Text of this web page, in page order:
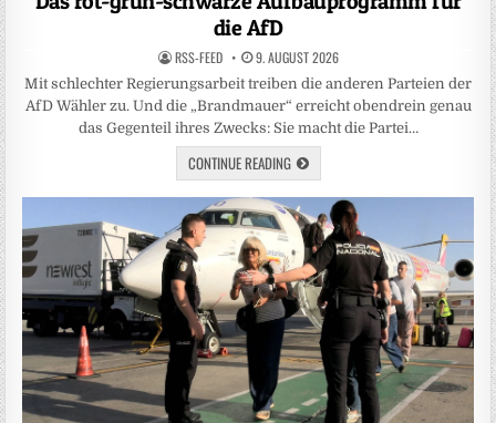
die AfD
RSS-FEED 9. AUGUST 2026
Mit schlechter Regierungsarbeit treiben die anderen Parteien der
AfD Wähler zu. Und die „Brandmauer“ erreicht obendrein genau
das Gegenteil ihres Zwecks: Sie macht die Partei…
CONTINUE READING